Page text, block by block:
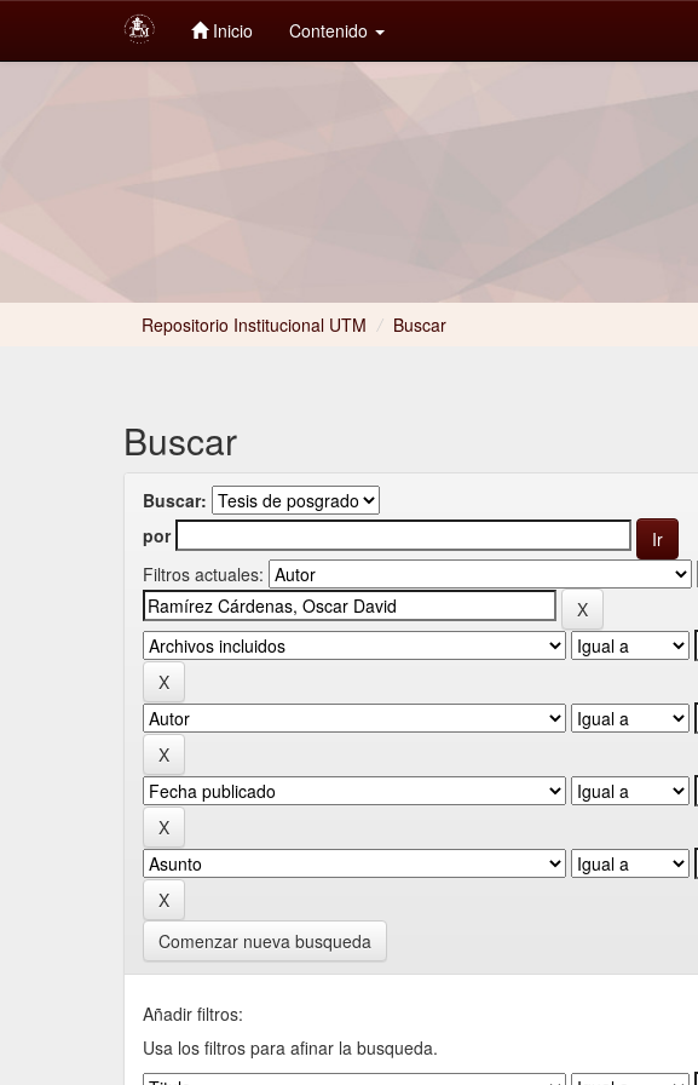
Inicio Contenido
Repositorio Institucional UTM / Buscar
Buscar
Buscar:
por
Filtros actuales:
Comenzar nueva busqueda
Añadir filtros:
Usa los filtros para afinar la busqueda.